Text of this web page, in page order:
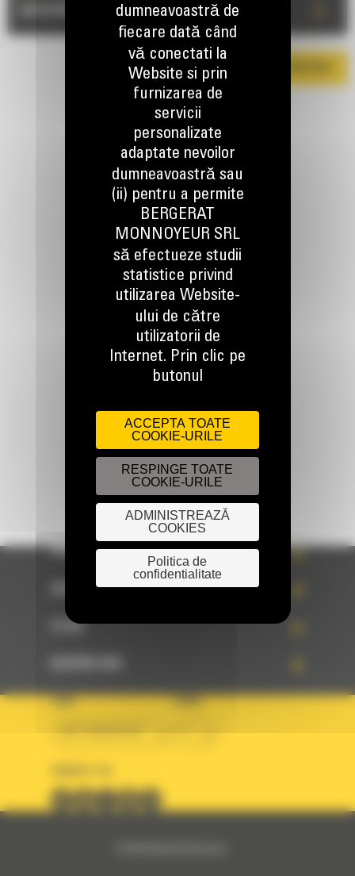
TINEM LEGATURA
Apelati-ne
0800 89 10 10
TRIMITETI O CERERE
PRODUSE
SERVICII
STIRI
TARA
BM ROMANIAN
LIMBA
ro
dumneavoastră de
fiecare dată când
vă conectati la
Website si prin
furnizarea de
servicii
personalizate
adaptate nevoilor
dumneavoastră sau
(ii) pentru a permite
BERGERAT
MONNOYEUR SRL
să efectueze studii
statistice privind
utilizarea Website-
ului de către
utilizatorii de
Internet. Prin clic pe
butonul
ACCEPTA TOATE
COOKIE-URILE
RESPINGE TOATE
COOKIE-URILE
ADMINISTREAZĂ
COOKIES
Politica de
confidentialitate